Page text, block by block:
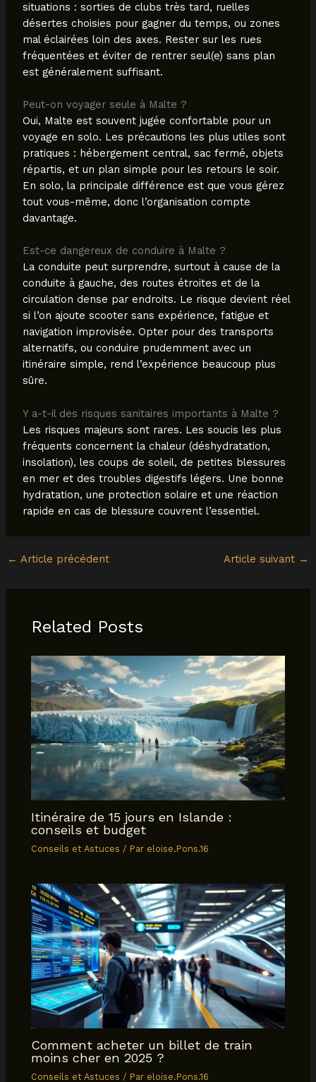
situations : sorties de clubs très tard, ruelles
désertes choisies pour gagner du temps, ou zones
mal éclairées loin des axes. Rester sur les rues
fréquentées et éviter de rentrer seul(e) sans plan
est généralement suffisant.
Peut-on voyager seule à Malte ?
Oui, Malte est souvent jugée confortable pour un
voyage en solo. Les précautions les plus utiles sont
pratiques : hébergement central, sac fermé, objets
répartis, et un plan simple pour les retours le soir.
En solo, la principale différence est que vous gérez
tout vous-même, donc l’organisation compte
davantage.
Est-ce dangereux de conduire à Malte ?
La conduite peut surprendre, surtout à cause de la
conduite à gauche, des routes étroites et de la
circulation dense par endroits. Le risque devient réel
si l’on ajoute scooter sans expérience, fatigue et
navigation improvisée. Opter pour des transports
alternatifs, ou conduire prudemment avec un
itinéraire simple, rend l’expérience beaucoup plus
sûre.
Y a-t-il des risques sanitaires importants à Malte ?
Les risques majeurs sont rares. Les soucis les plus
fréquents concernent la chaleur (déshydratation,
insolation), les coups de soleil, de petites blessures
en mer et des troubles digestifs légers. Une bonne
hydratation, une protection solaire et une réaction
rapide en cas de blessure couvrent l’essentiel.
← Article précédent Article suivant →
Related Posts
Itinéraire de 15 jours en Islande :
conseils et budget
Conseils et Astuces / Par eloise.Pons.16
Comment acheter un billet de train
moins cher en 2025 ?
Conseils et Astuces / Par eloise.Pons.16